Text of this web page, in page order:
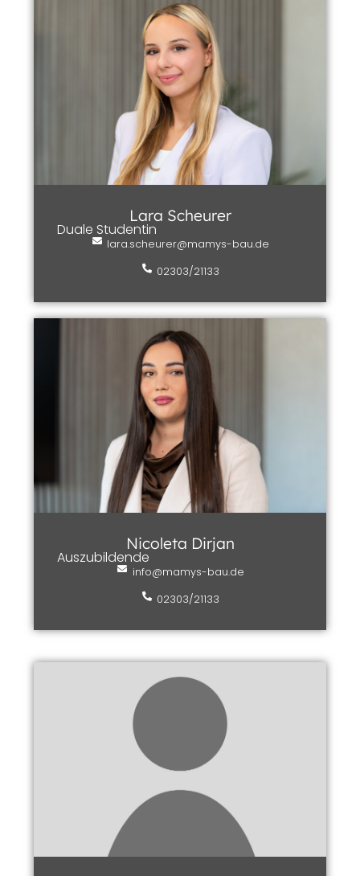
Lara Scheurer
Duale Studentin
lara.scheurer@mamys-bau.de
02303/21133
Nicoleta Dirjan
Auszubildende
info@mamys-bau.de
02303/21133